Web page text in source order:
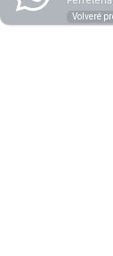
Volveré